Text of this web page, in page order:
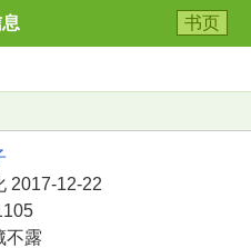
书页
2017-12-22
不露